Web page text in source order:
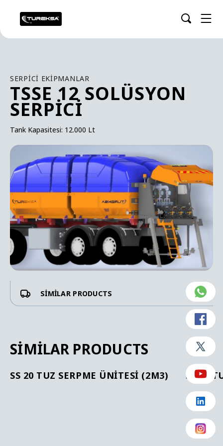
SERPICI EKIPMANLAR
TSSE 12 SOLÜSYON
SERPICI
Tank Kapasitesi: 12.000 Lt
SIMILAR PRODUCTS
SIMILAR PRODUCTS
SS 20 TUZ SERPME ÜNITESI (2M3) SS 40